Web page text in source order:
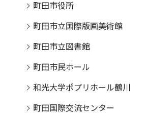
町田市役所
町田市立国際版画美術館
町田市立図書館
町田市民ホール
和光大学ポプリホール鶴川
町田国際交流センター